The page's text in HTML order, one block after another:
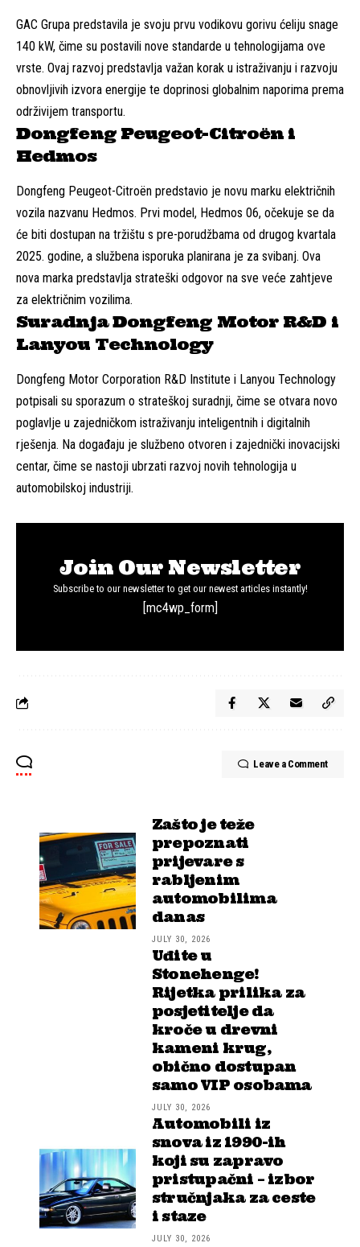
GAC Grupa predstavila je svoju prvu vodikovu gorivu ćeliju snage
140 kW, čime su postavili nove standarde u tehnologijama ove
vrste. Ovaj razvoj predstavlja važan korak u istraživanju i razvoju
obnovljivih izvora energije te doprinosi globalnim naporima prema
održivijem transportu.
Dongfeng Peugeot-Citroën i
Hedmos
Dongfeng Peugeot-Citroën predstavio je novu marku električnih
vozila nazvanu Hedmos. Prvi model, Hedmos 06, očekuje se da
će biti dostupan na tržištu s pre-porudžbama od drugog kvartala
2025. godine, a službena isporuka planirana je za svibanj. Ova
nova marka predstavlja strateški odgovor na sve veće zahtjeve
za električnim vozilima.
Suradnja Dongfeng Motor R&D i
Lanyou Technology
Dongfeng Motor Corporation R&D Institute i Lanyou Technology
potpisali su sporazum o strateškoj suradnji, čime se otvara novo
poglavlje u zajedničkom istraživanju inteligentnih i digitalnih
rješenja. Na događaju je službeno otvoren i zajednički inovacijski
centar, čime se nastoji ubrzati razvoj novih tehnologija u
automobilskoj industriji.
Join Our Newsletter
Subscribe to our newsletter to get our newest articles instantly!
[mc4wp_form]
Leave a Comment
Zašto je teže
prepoznati
prijevare s
rabljenim
automobilima
danas
JULY 30, 2026
Uđite u
Stonehenge!
Rijetka prilika za
posjetitelje da
kroče u drevni
kameni krug,
obično dostupan
samo VIP osobama
JULY 30, 2026
Automobili iz
snova iz 1990-ih
koji su zapravo
pristupačni – izbor
stručnjaka za ceste
i staze
JULY 30, 2026